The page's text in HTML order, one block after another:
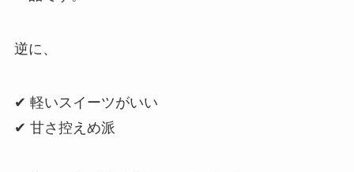
逆に、
✔ 軽いスイーツがいい
✔ 甘さ控えめ派